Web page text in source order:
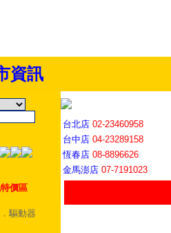
資訊
價區
驅動器
台北店 02-23460958
台中店 04-23289158
恆春店 08-8896626
金馬澎店 07-7191023